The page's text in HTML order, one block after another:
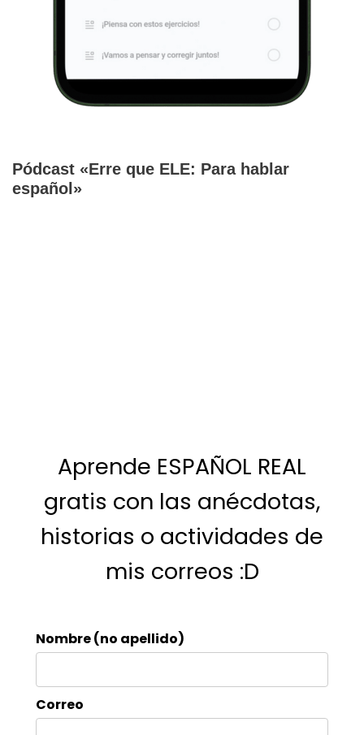
Pódcast «Erre que ELE: Para hablar
español»
Aprende ESPAÑOL REAL
gratis con las anécdotas,
historias o actividades de
mis correos :D
Nombre (no apellido)
Correo